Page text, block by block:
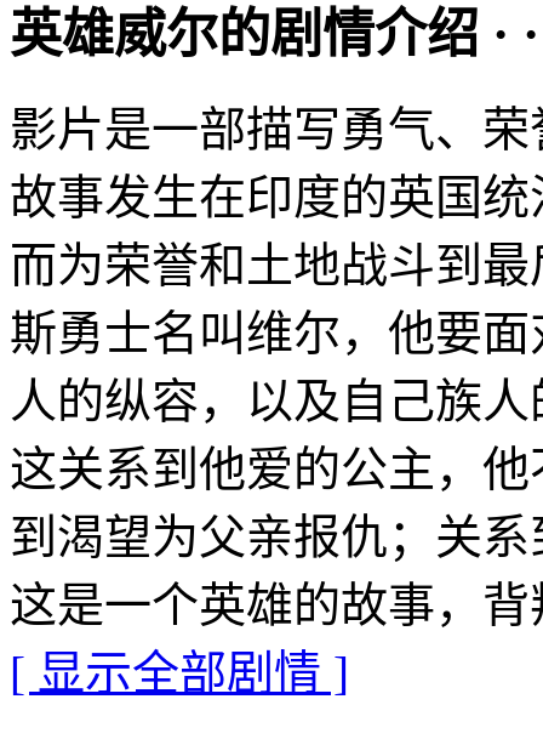
英雄威尔的剧情介绍 · ·
影片是一部描写勇气、
故事发生在印度的英国
而为荣誉和土地战斗到
斯勇士名叫维尔，他要
人的纵容，以及自己族
这关系到他爱的公主，
到渴望为父亲报仇；关
这是一个英雄的故事，
[ 显示全部剧情 ]